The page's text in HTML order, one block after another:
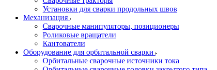
Установки для сварки продольных швов
Механизация
Сварочные манипуляторы, позиционеры
Роликовые вращатели
Кантователи
Оборудование для орбитальной сварки
Орбитальные сварочные источники тока